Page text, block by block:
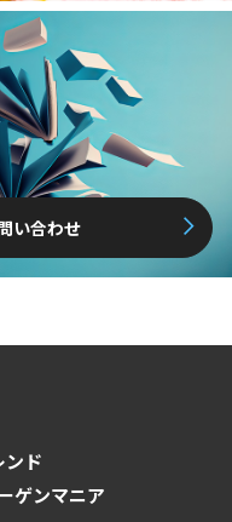
い合わせ
ド
ゲンマニア